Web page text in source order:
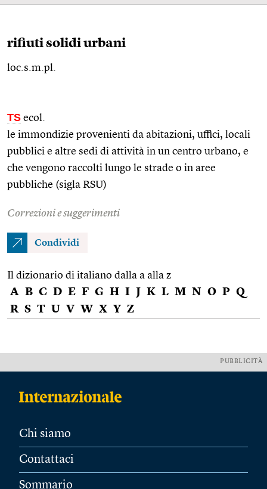
rifiuti solidi urbani
loc.s.m.pl.
TS ecol.
le immondizie provenienti da abitazioni, uffici, locali
pubblici e altre sedi di attività in un centro urbano, e
che vengono raccolti lungo le strade o in aree
pubbliche (sigla RSU)
Correzioni e suggerimenti
Condividi
Il dizionario di italiano dalla a alla z
A B C D E F G H I J K L M N O P Q
R S T U V W X Y Z
PUBBLICITÀ
Chi siamo
Contattaci
Sommario